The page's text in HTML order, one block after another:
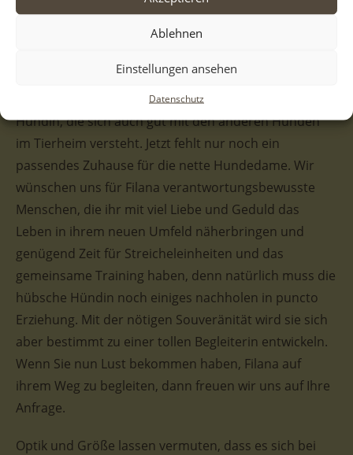
Ablehnen
Einstellungen ansehen
Datenschutz
schwarzen Pünktchen auf, die vor allem die
Vorderbeine verzieren. Das hellere Fell an den
Etwas. Und auch mit ihrem Charakter weiß sie zu
punkten. Sie zeigt sich als freundliche und liebe
Hündin, die sich auch gut mit den anderen Hunden
im Tierheim versteht. Jetzt fehlt nur noch ein
passendes Zuhause für die nette Hundedame. Wir
wünschen uns für Filana verantwortungsbewusste
Menschen, die ihr mit viel Liebe und Geduld das
Leben in ihrem neuen Umfeld näherbringen und
genügend Zeit für Streicheleinheiten und das
gemeinsame Training haben, denn natürlich muss die
hübsche Hündin noch einiges nachholen in puncto
Erziehung. Mit der nötigen Souveränität wird sie sich
aber bestimmt zu einer tollen Begleiterin entwickeln.
Wenn Sie nun Lust bekommen haben, Filana auf
ihrem Weg zu begleiten, dann freuen wir uns auf Ihre
Anfrage.
Optik und Größe lassen vermuten, dass es sich bei